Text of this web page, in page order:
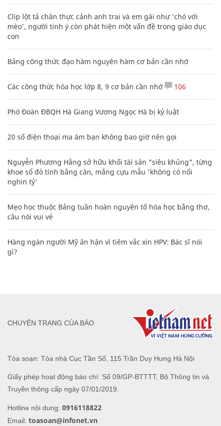
Clip lột tả chân thực cảnh anh trai và em gái như 'chó với
mèo', người tinh ý còn phát hiện một vấn đề trong giáo dục
con
Bảng công thức đạo hàm nguyên hàm cơ bản cần nhớ
Các công thức hóa học lớp 8, 9 cơ bản cần nhớ 106
Phó Đoàn ĐBQH Hà Giang Vương Ngọc Hà bị kỷ luật
20 số điện thoại ma ám bạn không bao giờ nên gọi
Nguyễn Phương Hằng sở hữu khối tài sản "siêu khủng", từng
khoe sổ đỏ tính bằng cân, mắng cựu mẫu 'không có nổi
nghìn tỷ'
Mẹo học thuộc Bảng tuần hoàn nguyên tố hóa học bằng thơ,
câu nói vui vẻ
Hàng ngàn người Mỹ ân hận vì tiêm vắc xin HPV: Bác sĩ nói
gì?
Tòa soạn: Tòa nhà Cục Tần Số, 115 Trần Duy Hưng Hà Nội
Giấy phép hoạt động báo chí: Số 09/GP-BTTTT, Bộ Thông tin và
Truyền thông cấp ngày 07/01/2019.
Hotline nội dung: 0916118822
Email: toasoan@infonet.vn
CHUYÊN TRANG CỦA BÁO